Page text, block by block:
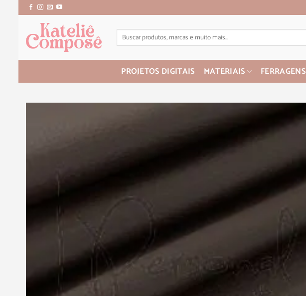
PROJETOS DIGITAIS MATERIAIS FERRAGENS